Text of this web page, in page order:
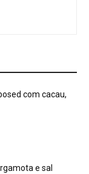
com cacau,
e sal